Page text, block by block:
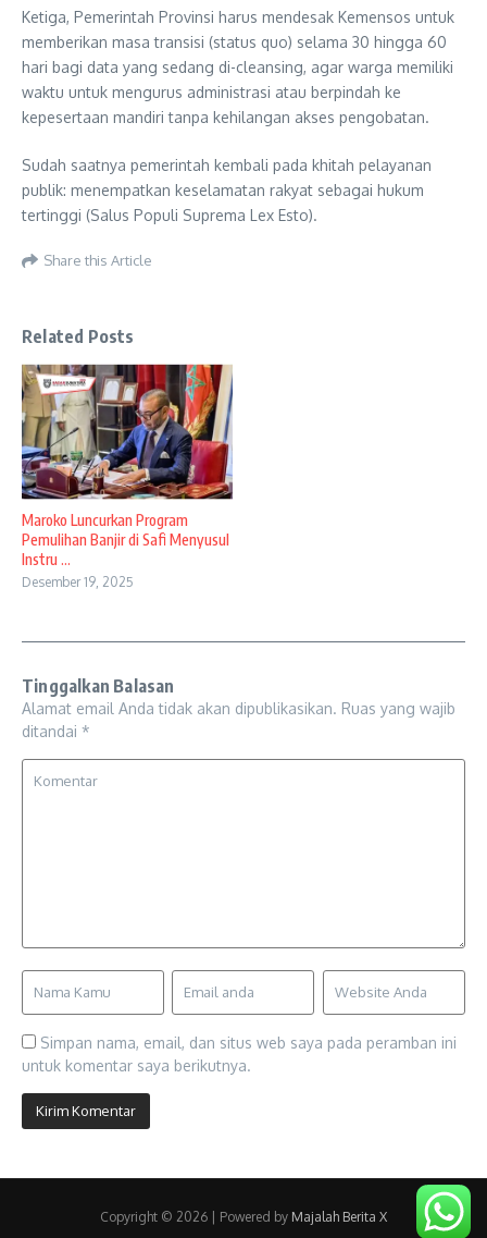
Ketiga, Pemerintah Provinsi harus mendesak Kemensos untuk
memberikan masa transisi (status quo) selama 30 hingga 60
hari bagi data yang sedang di-cleansing, agar warga memiliki
waktu untuk mengurus administrasi atau berpindah ke
kepesertaan mandiri tanpa kehilangan akses pengobatan.
Sudah saatnya pemerintah kembali pada khitah pelayanan
publik: menempatkan keselamatan rakyat sebagai hukum
tertinggi (Salus Populi Suprema Lex Esto).
Share this Article
Related Posts
Maroko Luncurkan Program
Pemulihan Banjir di Safi Menyusul
Instru ...
Desember 19, 2025
Tinggalkan Balasan
Alamat email Anda tidak akan dipublikasikan. Ruas yang wajib
ditandai *
Simpan nama, email, dan situs web saya pada peramban ini
untuk komentar saya berikutnya.
Copyright © 2026 | Powered by Majalah Berita X